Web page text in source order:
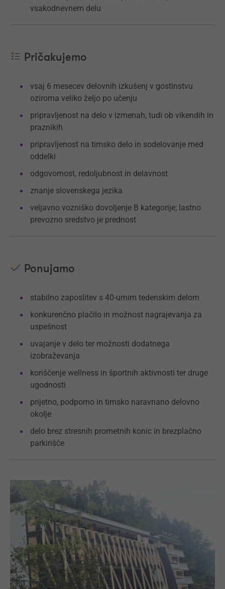
vsakodnevnem delu
Pričakujemo
vsaj 6 mesecev delovnih izkušenj v gostinstvu
oziroma veliko željo po učenju
pripravljenost na delo v izmenah, tudi ob vikendih in
praznikih
pripravljenost na timsko delo in sodelovanje med
oddelki
odgovornost, redoljubnost in delavnost
znanje slovenskega jezika
veljavno vozniško dovoljenje B kategorije; lastno
prevozno sredstvo je prednost
Ponujamo
stabilno zaposlitev s 40-urnim tedenskim delom
konkurenčno plačilo in možnost nagrajevanja za
uspešnost
uvajanje v delo ter možnosti dodatnega
izobraževanja
koriščenje wellness in športnih aktivnosti ter druge
ugodnosti
prijetno, podporno in timsko naravnano delovno
okolje
delo brez stresnih prometnih konic in brezplačno
parkirišče